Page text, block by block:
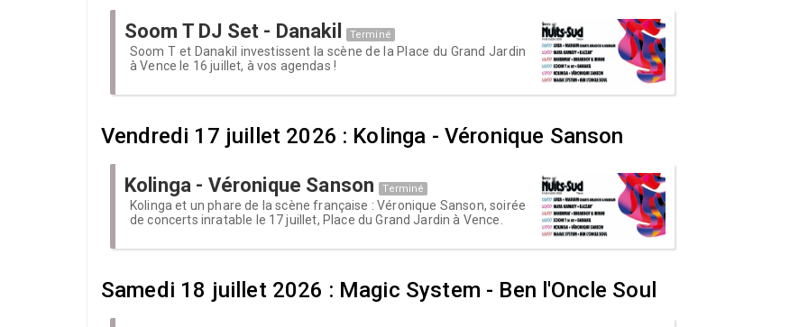
Soom T DJ Set - Danakil Terminé
Soom T et Danakil investissent la scène de la Place du Grand Jardin
à Vence le 16 juillet, à vos agendas !
Vendredi 17 juillet 2026 : Kolinga - Véronique Sanson
Kolinga - Véronique Sanson Terminé
Kolinga et un phare de la scène française : Véronique Sanson, soirée
de concerts inratable le 17 juillet, Place du Grand Jardin à Vence.
Samedi 18 juillet 2026 : Magic System - Ben l'Oncle Soul